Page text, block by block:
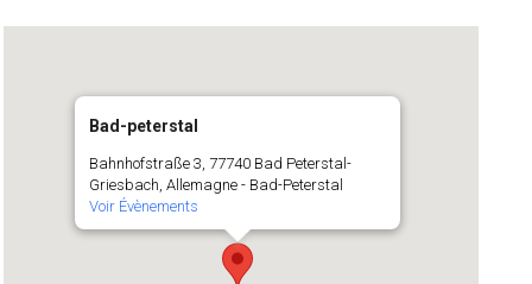
Bad-peterstal
Bahnhofstraße 3, 77740 Bad Peterstal-
Griesbach, Allemagne - Bad-Peterstal
Voir Évènements